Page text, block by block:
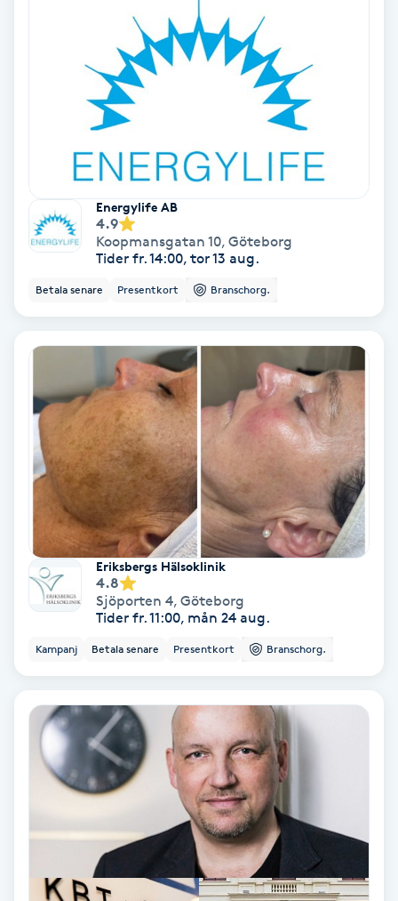
Paraffinbehandling
Pedikyr
Pensionärklippning
Permanent
Permanent hårborttagning
Permanent ögonbrynsmakeup
Personal shopper
Personlig tränare
Picolaser
Pigmentfläckar
Plastikkirurgi
Powder brows
Power Yoga
Energylife AB
4.9
Koopmansgatan 10, Göteborg
Tider fr. 14:00, tor 13 aug.
Betala senare Presentkort Branschorg.
Eriksbergs Hälsoklinik
4.8
Sjöporten 4, Göteborg
Tider fr. 11:00, mån 24 aug.
Kampanj Betala senare Presentkort Branschorg.